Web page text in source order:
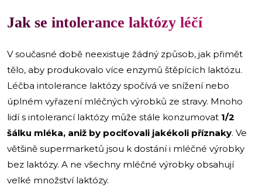
Jak se intolerance laktózy léčí
V současné době neexistuje žádný způsob, jak přimět
tělo, aby produkovalo více enzymů štěpících laktózu.
Léčba intolerance laktózy spočívá ve snížení nebo
úplném vyřazení mléčných výrobků ze stravy. Mnoho
lidí s intolerancí laktózy může stále konzumovat 1/2
šálku mléka, aniž by pociťovali jakékoli příznaky. Ve
většině supermarketů jsou k dostání i mléčné výrobky
bez laktózy. A ne všechny mléčné výrobky obsahují
velké množství laktózy.